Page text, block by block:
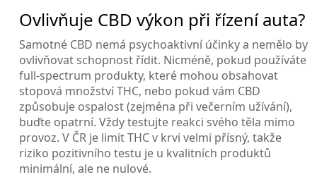
Ovlivňuje CBD výkon při řízení auta?
Samotné CBD nemá psychoaktivní účinky a nemělo by
ovlivňovat schopnost řídit. Nicméně, pokud používáte
full-spectrum produkty, které mohou obsahovat
stopová množství THC, nebo pokud vám CBD
způsobuje ospalost (zejména při večerním užívání),
buďte opatrní. Vždy testujte reakci svého těla mimo
provoz. V ČR je limit THC v krvi velmi přísný, takže
riziko pozitivního testu je u kvalitních produktů
minimální, ale ne nulové.